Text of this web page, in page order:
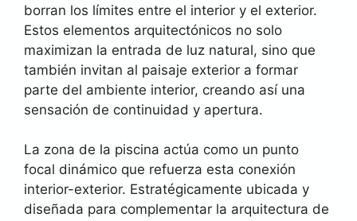
borran los límites entre el interior y el exterior.
Estos elementos arquitectónicos no solo
maximizan la entrada de luz natural, sino que
también invitan al paisaje exterior a formar
parte del ambiente interior, creando así una
sensación de continuidad y apertura.
La zona de la piscina actúa como un punto
focal dinámico que refuerza esta conexión
interior-exterior. Estratégicamente ubicada y
diseñada para complementar la arquitectura de